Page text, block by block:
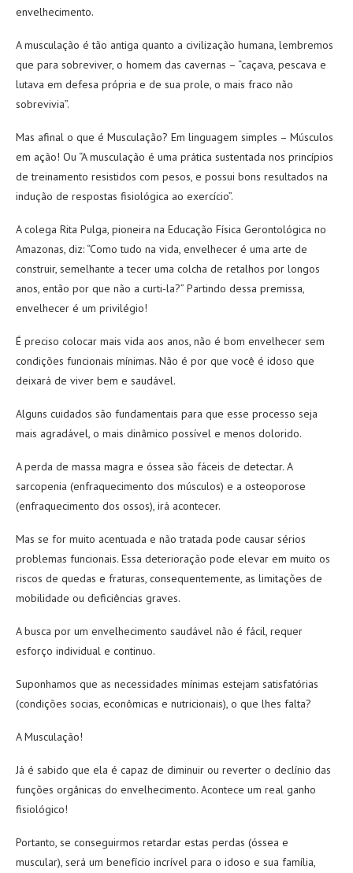
envelhecimento.
A musculação é tão antiga quanto a civilização humana, lembremos
que para sobreviver, o homem das cavernas – “caçava, pescava e
lutava em defesa própria e de sua prole, o mais fraco não
sobrevivia”.
Mas afinal o que é Musculação? Em linguagem simples – Músculos
em ação! Ou “A musculação é uma prática sustentada nos princípios
de treinamento resistidos com pesos, e possui bons resultados na
indução de respostas fisiológica ao exercício”.
A colega Rita Pulga, pioneira na Educação Física Gerontológica no
Amazonas, diz: “Como tudo na vida, envelhecer é uma arte de
construir, semelhante a tecer uma colcha de retalhos por longos
anos, então por que não a curti-la?” Partindo dessa premissa,
envelhecer é um privilégio!
É preciso colocar mais vida aos anos, não é bom envelhecer sem
condições funcionais mínimas. Não é por que você é idoso que
deixará de viver bem e saudável.
Alguns cuidados são fundamentais para que esse processo seja
mais agradável, o mais dinâmico possível e menos dolorido.
A perda de massa magra e óssea são fáceis de detectar. A
sarcopenia (enfraquecimento dos músculos) e a osteoporose
(enfraquecimento dos ossos), irá acontecer.
Mas se for muito acentuada e não tratada pode causar sérios
problemas funcionais. Essa deterioração pode elevar em muito os
riscos de quedas e fraturas, consequentemente, as limitações de
mobilidade ou deficiências graves.
A busca por um envelhecimento saudável não é fácil, requer
esforço individual e continuo.
Suponhamos que as necessidades mínimas estejam satisfatórias
(condições socias, econômicas e nutricionais), o que lhes falta?
A Musculação!
Já é sabido que ela é capaz de diminuir ou reverter o declínio das
funções orgânicas do envelhecimento. Acontece um real ganho
fisiológico!
Portanto, se conseguirmos retardar estas perdas (óssea e
muscular), será um benefício incrível para o idoso e sua família,